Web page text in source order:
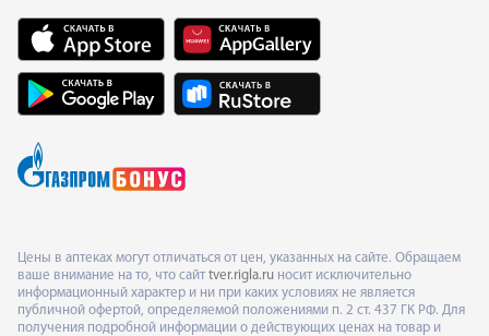
Цены в аптеках могут отличаться от цен, указанных на сайте. Обращаем
ваше внимание на то, что сайт tver.rigla.ru носит исключительно
информационный характер и ни при каких условиях не является
публичной офертой, определяемой положениями п. 2 ст. 437 ГК РФ. Для
получения подробной информации о действующих ценах на товар и